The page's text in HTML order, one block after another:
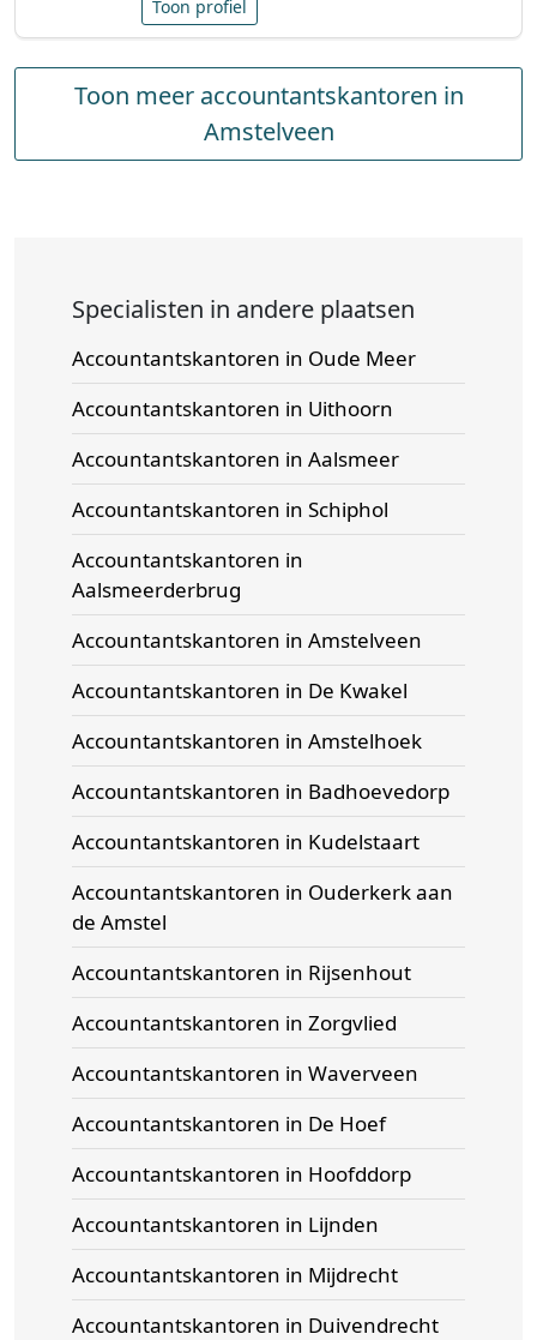
Toon profiel
Toon meer accountantskantoren in
Amstelveen
Specialisten in andere plaatsen
Accountantskantoren in Oude Meer
Accountantskantoren in Uithoorn
Accountantskantoren in Aalsmeer
Accountantskantoren in Schiphol
Accountantskantoren in
Aalsmeerderbrug
Accountantskantoren in Amstelveen
Accountantskantoren in De Kwakel
Accountantskantoren in Amstelhoek
Accountantskantoren in Badhoevedorp
Accountantskantoren in Kudelstaart
Accountantskantoren in Ouderkerk aan
de Amstel
Accountantskantoren in Rijsenhout
Accountantskantoren in Zorgvlied
Accountantskantoren in Waverveen
Accountantskantoren in De Hoef
Accountantskantoren in Hoofddorp
Accountantskantoren in Lijnden
Accountantskantoren in Mijdrecht
Accountantskantoren in Duivendrecht